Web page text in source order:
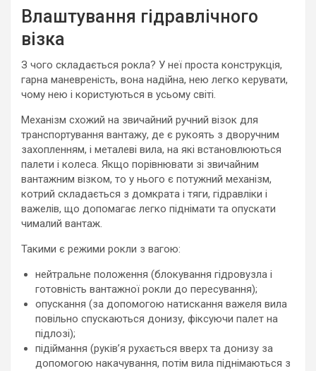
Влаштування гідравлічного
візка
З чого складається рокла? У неї проста конструкція,
гарна маневреність, вона надійна, нею легко керувати,
чому нею і користуються в усьому світі.
Механізм схожий на звичайний ручний візок для
транспортування вантажу, де є рукоять з дворучним
захопленням, і металеві вила, на які встановлюються
палети і колеса. Якщо порівнювати зі звичайним
вантажним візком, то у нього є потужний механізм,
котрий складається з домкрата і тяги, гідравліки і
важелів, що допомагає легко піднімати та опускати
чималий вантаж.
Такими є режими рокли з вагою:
нейтральне положення (блокування гідровузла і
готовність вантажної рокли до пересування);
опускання (за допомогою натискання важеля вила
повільно спускаються донизу, фіксуючи палет на
підлозі);
підіймання (руків’я рухається вверх та донизу за
допомогою накачування, потім вила піднімаються з